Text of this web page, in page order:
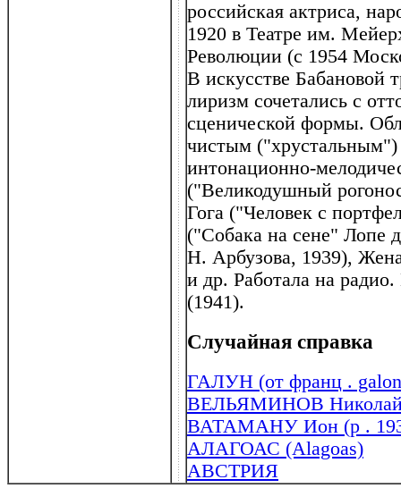
российская актриса,
1920 в Театре им.
Революции (с 1954
В искусстве Бабановой
лиризм сочетались с
сценической формы.
чистым ("хрустальным")
интонационно-
("Великодушный
Гога ("Человек с
("Собака на сене" Лопе
Н. Арбузова, 1939),
и др. Работала на
(1941).
Случайная справка
ГАЛУН (от франц .
ВЕЛЬЯМИНОВ Николай
ВАТАМАНУ Ион (р .
АЛАГОАС (Alagoas)
АВСТРИЯ